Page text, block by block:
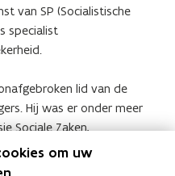
van SP (Socialistische
specialist
lid van de
Hij was er onder meer
Sociale Zaken,
die periode was hij onder
voorzitter in Vilvoorde. In
om uw